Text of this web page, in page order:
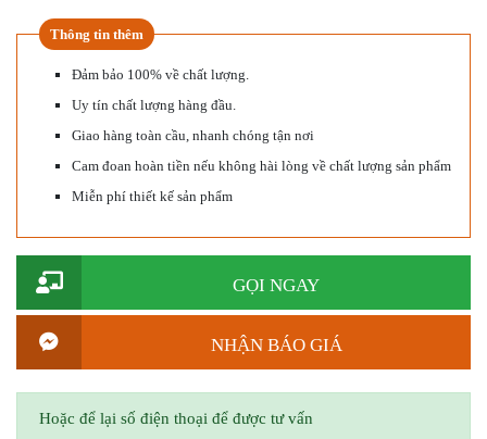
Thông tin thêm
Đảm bảo 100% về chất lượng.
Uy tín chất lượng hàng đầu.
Giao hàng toàn cầu, nhanh chóng tận nơi
Cam đoan hoàn tiền nếu không hài lòng về chất lượng sản phẩm
Miễn phí thiết kế sản phẩm
GỌI NGAY
NHẬN BÁO GIÁ
Hoặc để lại số điện thoại để được tư vấn